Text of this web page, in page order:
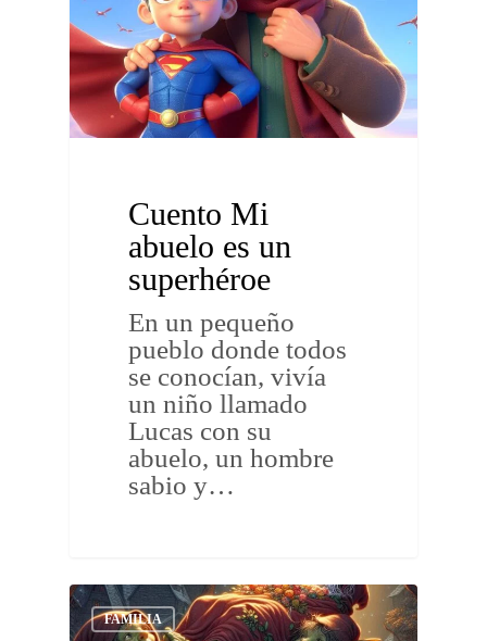
Cuento Mi
abuelo es un
superhéroe
En un pequeño
pueblo donde todos
se conocían, vivía
un niño llamado
Lucas con su
abuelo, un hombre
sabio y…
FAMILIA